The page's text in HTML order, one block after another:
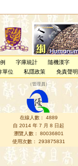
字庫統計 隨機漢字
單位 私隱政策 免責聲明
（管理員 ）
在線人數： 4889
自 2014 年 7 月 8 日起
瀏覽人數： 80036801
使用次數： 293875831